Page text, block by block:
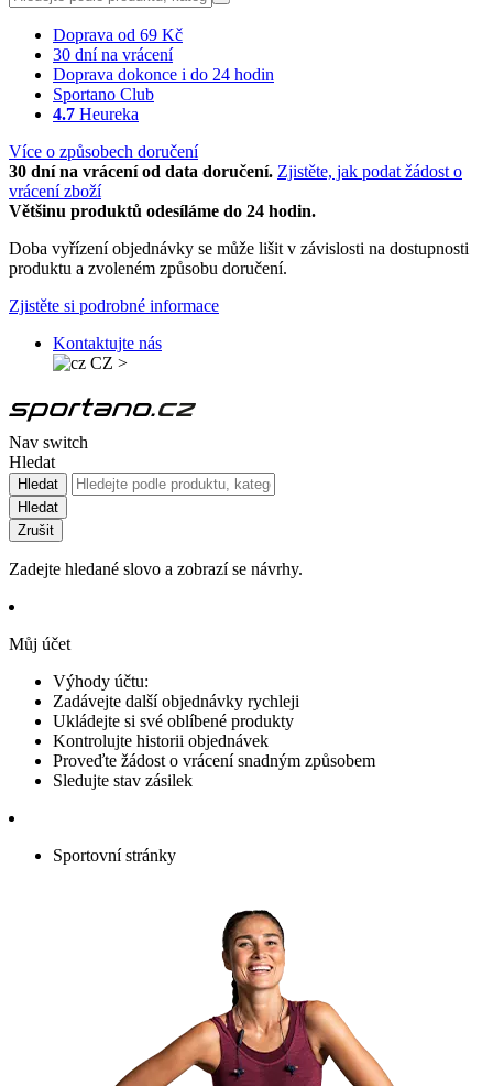
Doprava od 69 Kč
30 dní na vrácení
Doprava dokonce i do 24 hodin
Sportano Club
4.7 Heureka
Více o způsobech doručení
30 dní na vrácení od data doručení. Zjistěte, jak podat žádost o
vrácení zboží
Většinu produktů odesíláme do 24 hodin.
Doba vyřízení objednávky se může lišit v závislosti na dostupnosti
produktu a zvoleném způsobu doručení.
Zjistěte si podrobné informace
Kontaktujte nás
CZ >
Nav switch
Hledat
Hledat
Hledat
Zrušit
Zadejte hledané slovo a zobrazí se návrhy.
Můj účet
Výhody účtu:
Zadávejte další objednávky rychleji
Ukládejte si své oblíbené produkty
Kontrolujte historii objednávek
Proveďte žádost o vrácení snadným způsobem
Sledujte stav zásilek
Sportovní stránky